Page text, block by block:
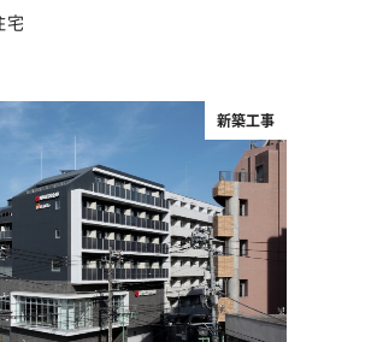
宅
新築工事